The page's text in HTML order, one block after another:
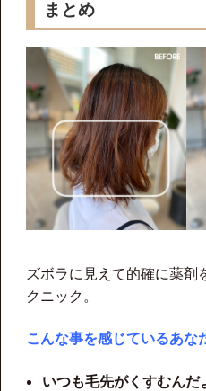
まとめ
ズボラに見えて的確に薬剤
クニック。
こんな事を感じているあな
いつも毛先がくすむんだ